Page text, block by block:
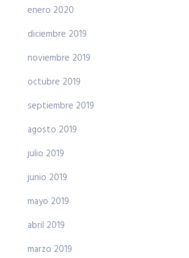
enero 2020
diciembre 2019
noviembre 2019
octubre 2019
septiembre 2019
agosto 2019
julio 2019
junio 2019
mayo 2019
abril 2019
marzo 2019